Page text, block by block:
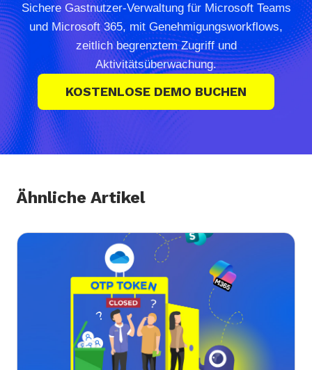
Sichere Gastnutzer-Verwaltung für Microsoft Teams
und Microsoft 365, mit Genehmigungsworkflows,
zeitlich begrenztem Zugriff und
Aktivitätsüberwachung.
KOSTENLOSE DEMO BUCHEN
Ähnliche Artikel